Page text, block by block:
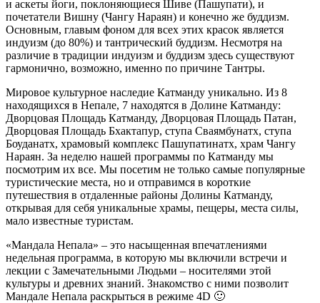
и аскеты йоги, поклоняющиеся Шиве (Пашупати), и
почетатели Вишну (Чангу Нараян) и конечно же буддизм.
Основным, главым фоном для всех этих красок является
индуизм (до 80%) и тантрический буддизм. Несмотря на
различие в традиции индуизм и буддизм здесь существуют
гармонично, возможно, именно по причине Тантры.
Мировое культурное наследие Катманду уникально. Из 8
находящихся в Непале, 7 находятся в Долине Катманду:
Дворцовая Площадь Катманду, Дворцовая Площадь Патан,
Дворцовая Площадь Бхактапур, ступа Сваямбунатх, ступа
Боуданатх, храмовый комплекс Пашупатинатх, храм Чангу
Нараян. За неделю нашей программы по Катманду мы
посмотрим их все. Мы посетим не только самые популярные
туристические места, но и отправимся в короткие
путешествия в отдаленные районы Долины Катманду,
открывая для себя уникальные храмы, пещеры, места силы,
мало известные туристам.
«Мандала Непала» – это насыщенная впечатлениями
недельная программа, в которую мы включили встречи и
лекции с Замечательными Людьми – носителями этой
культуры и древних знаний. Знакомство с ними позволит
Мандале Непала раскрыться в режиме 4D 🙂